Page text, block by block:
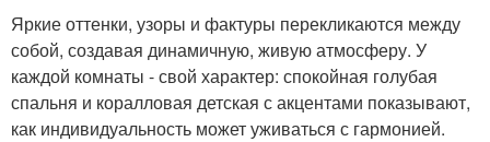
Яркие оттенки, узоры и фактуры перекликаются между
собой, создавая динамичную, живую атмосферу. У
каждой комнаты - свой характер: спокойная голубая
спальня и коралловая детская с акцентами показывают,
как индивидуальность может уживаться с гармонией.